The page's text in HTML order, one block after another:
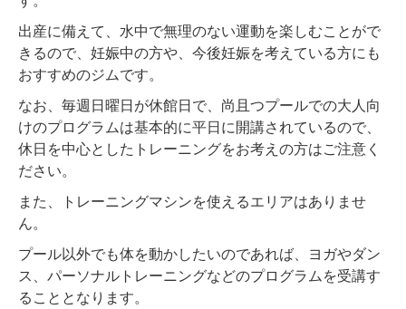
出産に備えて、水中で無理のない運動を楽しむことがで
きるので、妊娠中の方や、今後妊娠を考えている方にも
おすすめのジムです。
なお、毎週日曜日が休館日で、尚且つプールでの大人向
けのプログラムは基本的に平日に開講されているので、
休日を中心としたトレーニングをお考えの方はご注意く
ださい。
また、トレーニングマシンを使えるエリアはありませ
ん。
プール以外でも体を動かしたいのであれば、ヨガやダン
ス、パーソナルトレーニングなどのプログラムを受講す
ることとなります。